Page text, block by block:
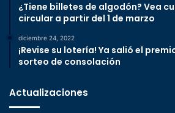
¿Tiene billetes de algodón? Vea
circular a partir del 1 de marzo
diciembre 24, 2022
¡Revise su lotería! Ya salió el
sorteo de consolación
Actualizaciones